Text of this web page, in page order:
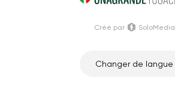
Changer de langue
Créé par SoloMedia